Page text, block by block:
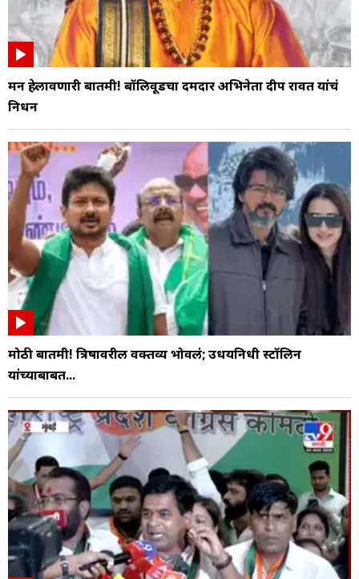
मन हेलावणारी बातमी! बॉलिवूडचा दमदार अभिनेता प्रदीप रावत यांचं
निधन
मोठी बातमी! त्रिषावरील वक्तव्य भोवलं; उधयनिधी स्टॉलिन
यांच्याबाबत...